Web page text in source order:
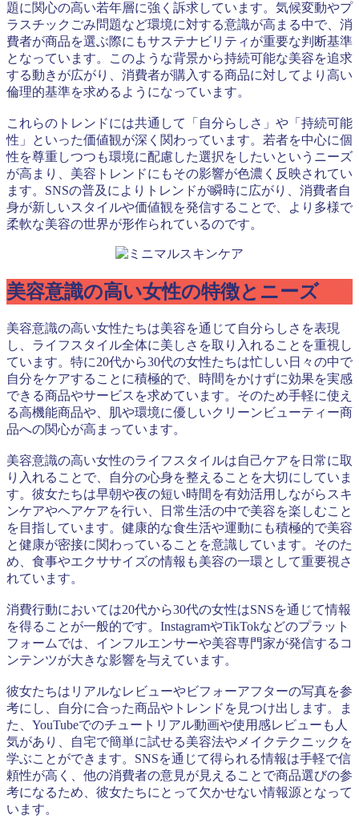
題に関心の高い若年層に強く訴求しています。気候変動やプ
ラスチックごみ問題など環境に対する意識が高まる中で、消
費者が商品を選ぶ際にもサステナビリティが重要な判断基準
となっています。このような背景から持続可能な美容を追求
する動きが広がり、消費者が購入する商品に対してより高い
倫理的基準を求めるようになっています。
これらのトレンドには共通して「自分らしさ」や「持続可能
性」といった価値観が深く関わっています。若者を中心に個
性を尊重しつつも環境に配慮した選択をしたいというニーズ
が高まり、美容トレンドにもその影響が色濃く反映されてい
ます。SNSの普及によりトレンドが瞬時に広がり、消費者自
身が新しいスタイルや価値観を発信することで、より多様で
柔軟な美容の世界が形作られているのです。
美容意識の高い女性の特徴とニーズ
美容意識の高い女性たちは美容を通じて自分らしさを表現
し、ライフスタイル全体に美しさを取り入れることを重視し
ています。特に20代から30代の女性たちは忙しい日々の中で
自分をケアすることに積極的で、時間をかけずに効果を実感
できる商品やサービスを求めています。そのため手軽に使え
る高機能商品や、肌や環境に優しいクリーンビューティー商
品への関心が高まっています。
美容意識の高い女性のライフスタイルは自己ケアを日常に取
り入れることで、自分の心身を整えることを大切にしていま
す。彼女たちは早朝や夜の短い時間を有効活用しながらスキ
ンケアやヘアケアを行い、日常生活の中で美容を楽しむこと
を目指しています。健康的な食生活や運動にも積極的で美容
と健康が密接に関わっていることを意識しています。そのた
め、食事やエクササイズの情報も美容の一環として重要視さ
れています。
消費行動においては20代から30代の女性はSNSを通じて情報
を得ることが一般的です。InstagramやTikTokなどのプラット
フォームでは、インフルエンサーや美容専門家が発信するコ
ンテンツが大きな影響を与えています。
彼女たちはリアルなレビューやビフォーアフターの写真を参
考にし、自分に合った商品やトレンドを見つけ出します。ま
た、YouTubeでのチュートリアル動画や使用感レビューも人
気があり、自宅で簡単に試せる美容法やメイクテクニックを
学ぶことができます。SNSを通じて得られる情報は手軽で信
頼性が高く、他の消費者の意見が見えることで商品選びの参
考になるため、彼女たちにとって欠かせない情報源となって
います。